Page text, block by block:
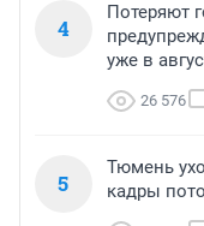
4
Потеряют
уже в
26 576
5
Тюмень
кадры